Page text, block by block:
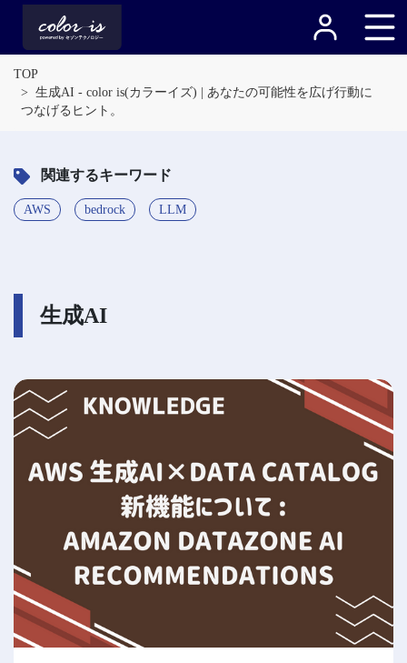
TOP
生成AI - color is(カラーイズ) | あなたの可能性を広げ行動に
つなげるヒント。
関連するキーワード
AWS bedrock LLM
生成AI